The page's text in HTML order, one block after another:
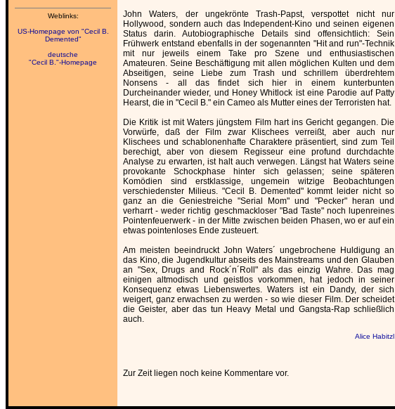
Weblinks:
US-Homepage von "Cecil B.
Demented"
deutsche
"Cecil B."-Homepage
John Waters, der ungekrönte Trash-Papst, verspottet nicht nur
Hollywood, sondern auch das Independent-Kino und seinen eigenen
Status darin. Autobiographische Details sind offensichtlich: Sein
Frühwerk entstand ebenfalls in der sogenannten "Hit and run"-Technik
mit nur jeweils einem Take pro Szene und enthusiastischen
Amateuren. Seine Beschäftigung mit allen möglichen Kulten und dem
Abseitigen, seine Liebe zum Trash und schrillem überdrehtem
Nonsens - all das findet sich hier in einem kunterbunten
Durcheinander wieder, und Honey Whitlock ist eine Parodie auf Patty
Hearst, die in "Cecil B." ein Cameo als Mutter eines der Terroristen hat.
Die Kritik ist mit Waters jüngstem Film hart ins Gericht gegangen. Die
Vorwürfe, daß der Film zwar Klischees verreißt, aber auch nur
Klischees und schablonenhafte Charaktere präsentiert, sind zum Teil
berechigt, aber von diesem Regisseur eine profund durchdachte
Analyse zu erwarten, ist halt auch verwegen. Längst hat Waters seine
provokante Schockphase hinter sich gelassen; seine späteren
Komödien sind erstklassige, ungemein witzige Beobachtungen
verschiedenster Milieus. "Cecil B. Demented" kommt leider nicht so
ganz an die Geniestreiche "Serial Mom" und "Pecker" heran und
verharrt - weder richtig geschmackloser "Bad Taste" noch lupenreines
Pointenfeuerwerk - in der Mitte zwischen beiden Phasen, wo er auf ein
etwas pointenloses Ende zusteuert.
Am meisten beeindruckt John Waters´ ungebrochene Huldigung an
das Kino, die Jugendkultur abseits des Mainstreams und den Glauben
an "Sex, Drugs and Rock´n´Roll" als das einzig Wahre. Das mag
einigen altmodisch und geistlos vorkommen, hat jedoch in seiner
Konsequenz etwas Liebenswertes. Waters ist ein Dandy, der sich
weigert, ganz erwachsen zu werden - so wie dieser Film. Der scheidet
die Geister, aber das tun Heavy Metal und Gangsta-Rap schließlich
auch.
Alice Habitzl
Zur Zeit liegen noch keine Kommentare vor.